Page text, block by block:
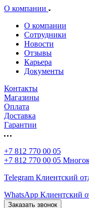
О компании
О компании
Сотрудники
Новости
Отзывы
Карьера
Документы
Контакты
Магазины
Оплата
Доставка
Гарантии
+7 812 770 00 05
+7 812 770 00 05
Telegram Клиентский
WhatsApp Клиентский
Заказать звонок